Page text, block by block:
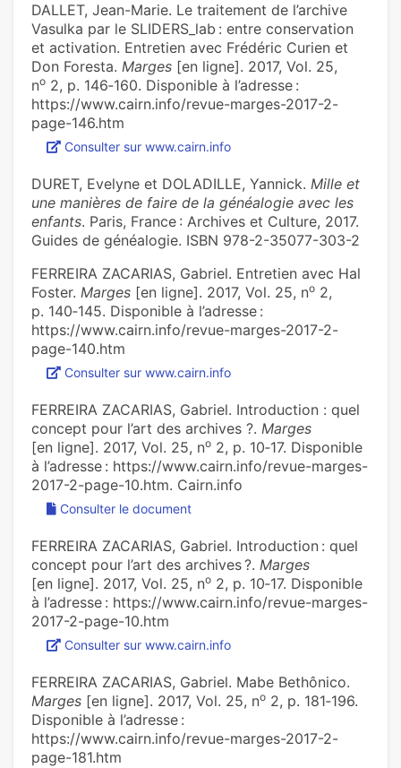
DALLET, Jean-Marie. ‪Le traitement de l’archive
Vasulka par le SLIDERS_lab : entre conservation
et activation‪. Entretien avec Frédéric Curien et
Don Foresta. Marges [en ligne]. 2017, Vol. 25,
no 2, p. 146‑160. Disponible à l’adresse :
https://www.cairn.info/revue-marges-2017-2-
page-146.htm
Consulter sur www.cairn.info
DURET, Evelyne et DOLADILLE, Yannick. Mille et
une manières de faire de la généalogie avec les
enfants. Paris, France : Archives et Culture, 2017.
Guides de généalogie. ISBN 978-2-35077-303-2
FERREIRA ZACARIAS, Gabriel. ‪Entretien avec Hal
Foster‪. Marges [en ligne]. 2017, Vol. 25, no 2,
p. 140‑145. Disponible à l’adresse :
https://www.cairn.info/revue-marges-2017-2-
page-140.htm
Consulter sur www.cairn.info
FERREIRA ZACARIAS, Gabriel. ‪Introduction : quel
concept pour l’art des archives ?‪. Marges
[en ligne]. 2017, Vol. 25, no 2, p. 10‑17. Disponible
à l’adresse : https://www.cairn.info/revue-marges-
2017-2-page-10.htm. Cairn.info
Consulter le document
FERREIRA ZACARIAS, Gabriel. ‪Introduction : quel
concept pour l’art des archives ?‪. Marges
[en ligne]. 2017, Vol. 25, no 2, p. 10‑17. Disponible
à l’adresse : https://www.cairn.info/revue-marges-
2017-2-page-10.htm
Consulter sur www.cairn.info
FERREIRA ZACARIAS, Gabriel. ‪Mabe Bethônico‪.
Marges [en ligne]. 2017, Vol. 25, no 2, p. 181‑196.
Disponible à l’adresse :
https://www.cairn.info/revue-marges-2017-2-
page-181.htm